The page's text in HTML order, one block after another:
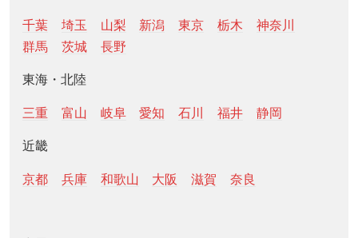
千葉 埼玉 山梨 新潟 東京 栃木
神奈川
群馬
茨城 長野
東海・北陸
三重 富山 岐阜 愛知 石川 福井 静岡
近畿
京都 兵庫 和歌山 大阪 滋賀 奈良